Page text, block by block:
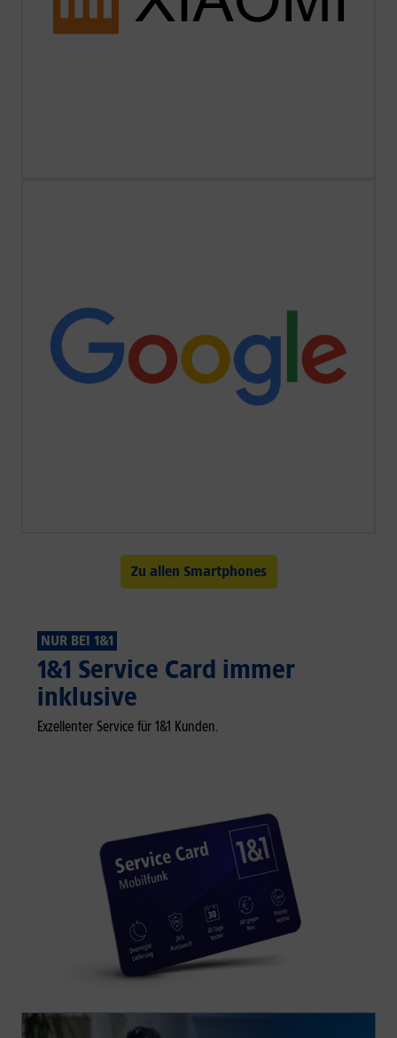
Zu allen Smartphones
NUR BEI 1&1
1&1 Service Card immer
inklusive
Exzellenter Service für 1&1 Kunden.